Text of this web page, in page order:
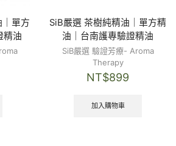
單方
精油
SiB嚴選 茶樹純精油｜單方精
油｜台南護專驗證精油
SiB嚴選 驗證芳療- Aroma
Therapy
NT$899
加入購物車